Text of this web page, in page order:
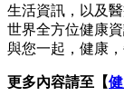
生活資訊，以及
世界全方位健康
與您一起，健康，
更多內容請至【